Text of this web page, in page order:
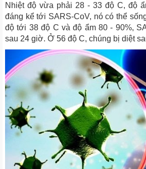
Nhiệt độ vừa phải 28 - 33 độ C, độ
đáng kể tới SARS-CoV, nó có thể
độ tới 38 độ C và độ ẩm 80 - 90%,
sau 24 giờ. Ở 56 độ C, chúng bị diệt